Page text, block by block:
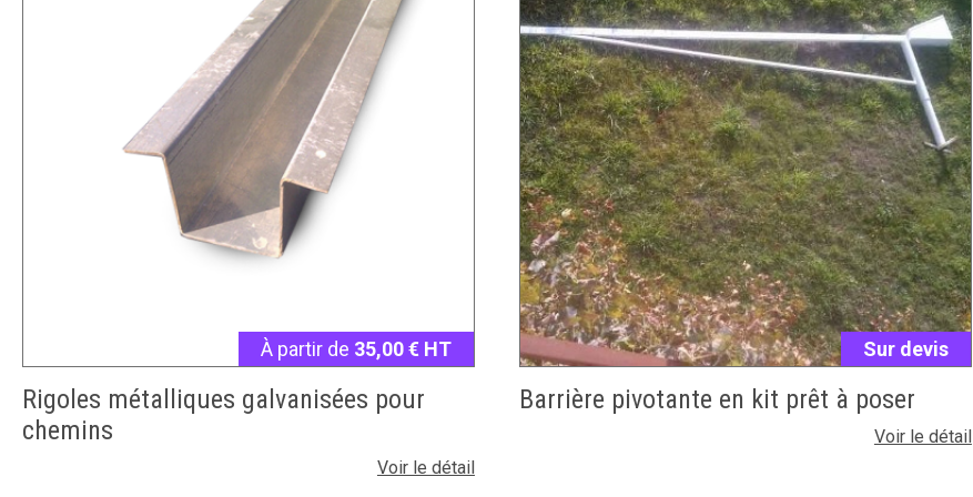
À partir de 35,00 € HT
Rigoles métalliques galvanisées pour
chemins
Voir le détail
Sur devis
Barrière pivotante en kit prêt à poser
Voir le détail